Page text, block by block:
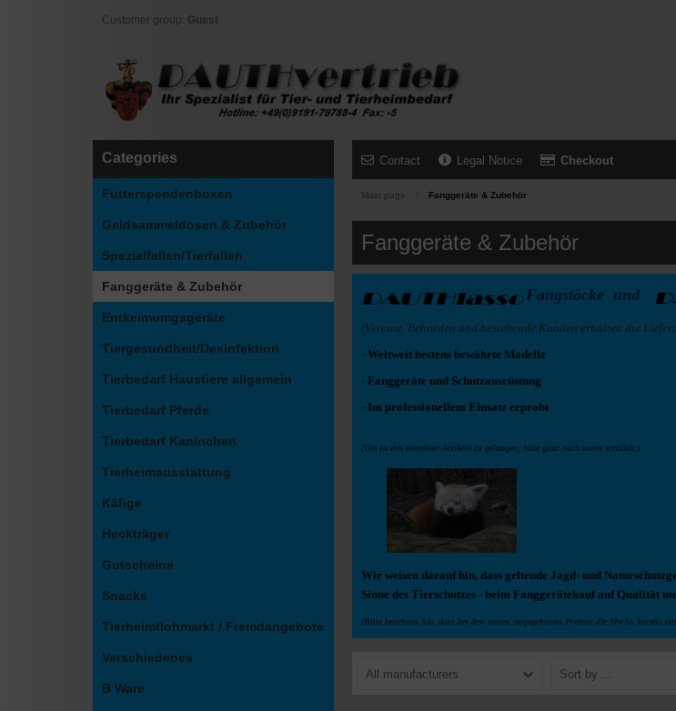
Customer group: Guest
Contact Legal Notice Checkout
Main page Fanggeräte & Zubehör
Fanggeräte & Zubehör
Fangstöcke und
(Vereine, Behörden und bestehende Kunden erhalten die
- Weltweit bestens bewährte Modelle
- Fanggeräte und Schutzausrüstung
- Im professionellem Einsatz erprobt
(Um zu den einzelnen Artikeln zu gelangen, bitte ganz nach unten scrollen.)
Wir weisen darauf hin, dass geltende Jagd- und
Sinne des Tierschutzes - beim Fanggerätekauf auf Qualität
(Bitte beachten Sie, dass bei den unten angegebenen Preisen die MwSt. bereits
All manufacturers Sort by ...
Categories
Futterspendenboxen
Geldsammeldosen & Zubehör
Spezialfallen/Tierfallen
Fanggeräte & Zubehör
Entkeimumgsgeräte
Tiergesundheit/Desinfektion
Tierbedarf Haustiere allgemein
Tierbedarf Pferde
Tierbedarf Kaninchen
Tierheimausstattung
Käfige
Heckträger
Gutscheine
Snacks
Tierheimflohmarkt / Fremdangebote
Verschiedenes
B Ware